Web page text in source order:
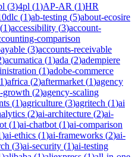
(3)4pl (1)AP-AR (1)HR
(1)ab-testing (5)about-ecosire
(1)accessibility (3)account-
comparison
(3)accounts-receivable
)acumatica (1)ada (2)adempiere
(1)adobe-commerce
1)africa (2)aftermarket (1)agency
growth (2)agency-scaling
(1)agriculture (3)agritech (1)ai
(2)ai-architecture (2)ai-
(1)ai-chatbot (1)ai-comparison
)ai-ethics (1)ai-frameworks (2)ai-
(3)ai-security (1)ai-testing